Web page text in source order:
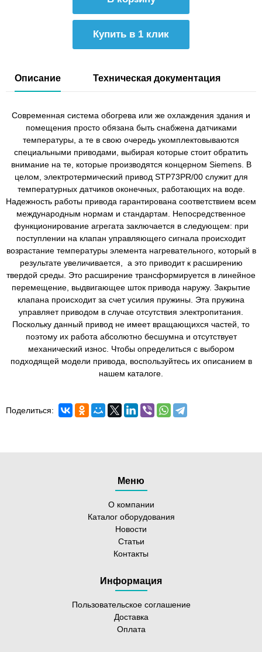
Купить в 1 клик
Описание Техническая документация
Современная система обогрева или же охлаждения здания и
помещения просто обязана быть снабжена датчиками
температуры, а те в свою очередь укомплектовываются
специальными приводами, выбирая которые стоит обратить
внимание на те, которые производятся концерном Siemens. В
целом, электротермический привод STP73PR/00 служит для
температурных датчиков оконечных, работающих на воде.
Надежность работы привода гарантирована соответствием всем
международным нормам и стандартам. Непосредственное
функционирование агрегата заключается в следующем: при
поступлении на клапан управляющего сигнала происходит
возрастание температуры элемента нагревательного, который в
результате увеличивается, а это приводит к расширению
твердой среды. Это расширение трансформируется в линейное
перемещение, выдвигающее шток привода наружу. Закрытие
клапана происходит за счет усилия пружины. Эта пружина
управляет приводом в случае отсутствия электропитания.
Поскольку данный привод не имеет вращающихся частей, то
поэтому их работа абсолютно бесшумна и отсутствует
механический износ. Чтобы определиться с выбором
подходящей модели привода, воспользуйтесь их описанием в
нашем каталоге.
Поделиться:
Меню
О компании
Каталог оборудования
Новости
Статьи
Контакты
Информация
Пользовательское соглашение
Доставка
Оплата